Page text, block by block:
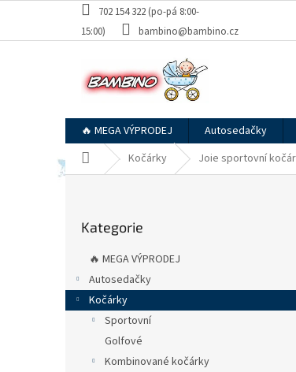
obsah
702 154 322 (po-pá 8:00-
15:00)
bambino@bambino.cz
🔥 MEGA VÝPRODEJ Autosedačky
Domů Kočárky Joie sportovní
n
kategorie
Kategorie
🔥 MEGA VÝPRODEJ
Autosedačky
Kočárky
Sportovní
Golfové
Kombinované kočárky